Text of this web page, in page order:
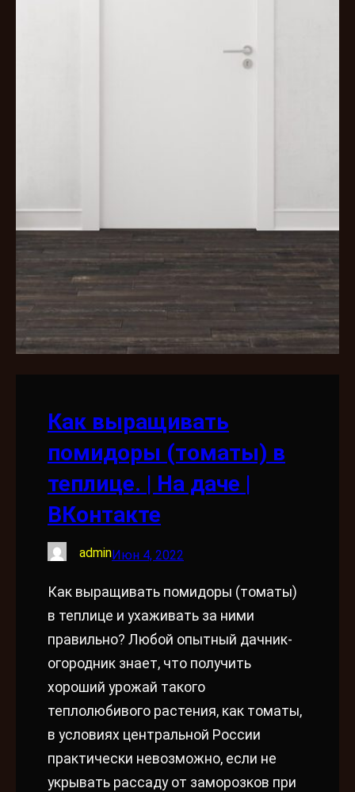
Как выращивать
помидоры (томаты) в
теплице. | На даче |
ВКонтакте
adminИюн 4, 2022
Как выращивать помидоры (томаты)
в теплице и ухаживать за ними
правильно? Любой опытный дачник-
огородник знает, что получить
хороший урожай такого
теплолюбивого растения, как томаты,
в условиях центральной России
практически невозможно, если не
укрывать рассаду от заморозков при